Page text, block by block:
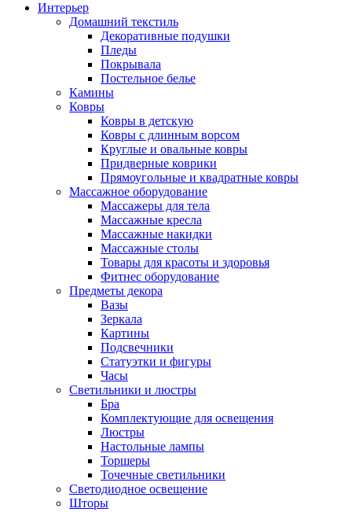
Интерьер
Домашний текстиль
Декоративные подушки
Пледы
Покрывала
Постельное белье
Камины
Ковры
Ковры в детскую
Ковры с длинным ворсом
Круглые и овальные ковры
Придверные коврики
Прямоугольные и квадратные ковры
Массажное оборудование
Массажеры для тела
Массажные кресла
Массажные накидки
Массажные столы
Товары для красоты и здоровья
Фитнес оборудование
Предметы декора
Вазы
Зеркала
Картины
Подсвечники
Статуэтки и фигуры
Часы
Светильники и люстры
Бра
Комплектующие для освещения
Люстры
Настольные лампы
Торшеры
Точечные светильники
Светодиодное освещение
Шторы